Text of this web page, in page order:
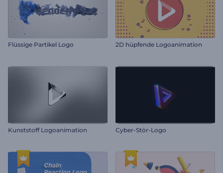
Flüssige Partikel Logo 2D hüpfende Logoanimation
Kunststoff Logoanimation Cyber-Stör-Logo